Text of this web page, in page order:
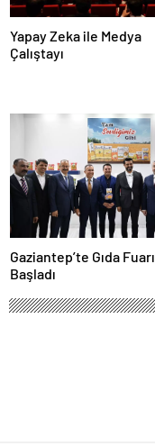
Yapay Zeka ile Medya
Çalıştayı
Gaziantep’te Gıda Fuarı
Başladı